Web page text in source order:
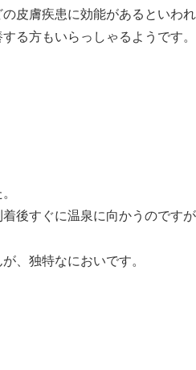
皮膚疾患に効能があるといわれ
る方もいらっしゃるようです。
後すぐに温泉に向かうのです
、独特なにおいです。